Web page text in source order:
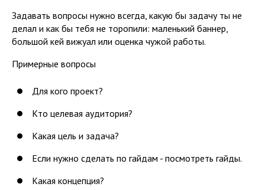
Задавать вопросы нужно всегда, какую бы задачу ты не
делал и как бы тебя не торопили: маленький баннер,
большой кей вижуал или оценка чужой работы.
Примерные вопросы
Для кого проект?
Кто целевая аудитория?
Какая цель и задача?
Если нужно сделать по гайдам - посмотреть гайды.
Какая концепция?